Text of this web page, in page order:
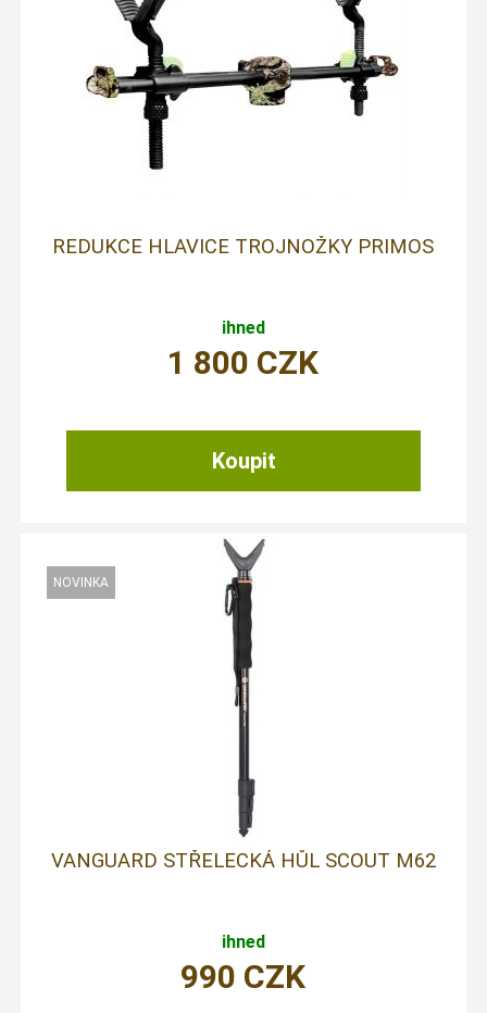
REDUKCE HLAVICE TROJNOŽKY PRIMOS
ihned
1 800 CZK
VANGUARD STŘELECKÁ HŮL SCOUT M62
ihned
990 CZK